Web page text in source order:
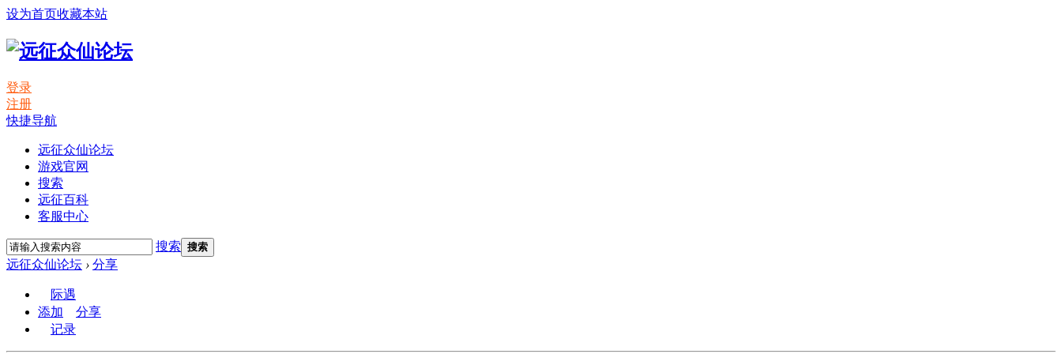
设为首页收藏本站
登录
注册
快捷导航
远征众仙论坛
游戏官网
搜索
远征百科
客服中心
搜索 搜索
远征众仙论坛 › 分享
际遇
添加
分享
记录